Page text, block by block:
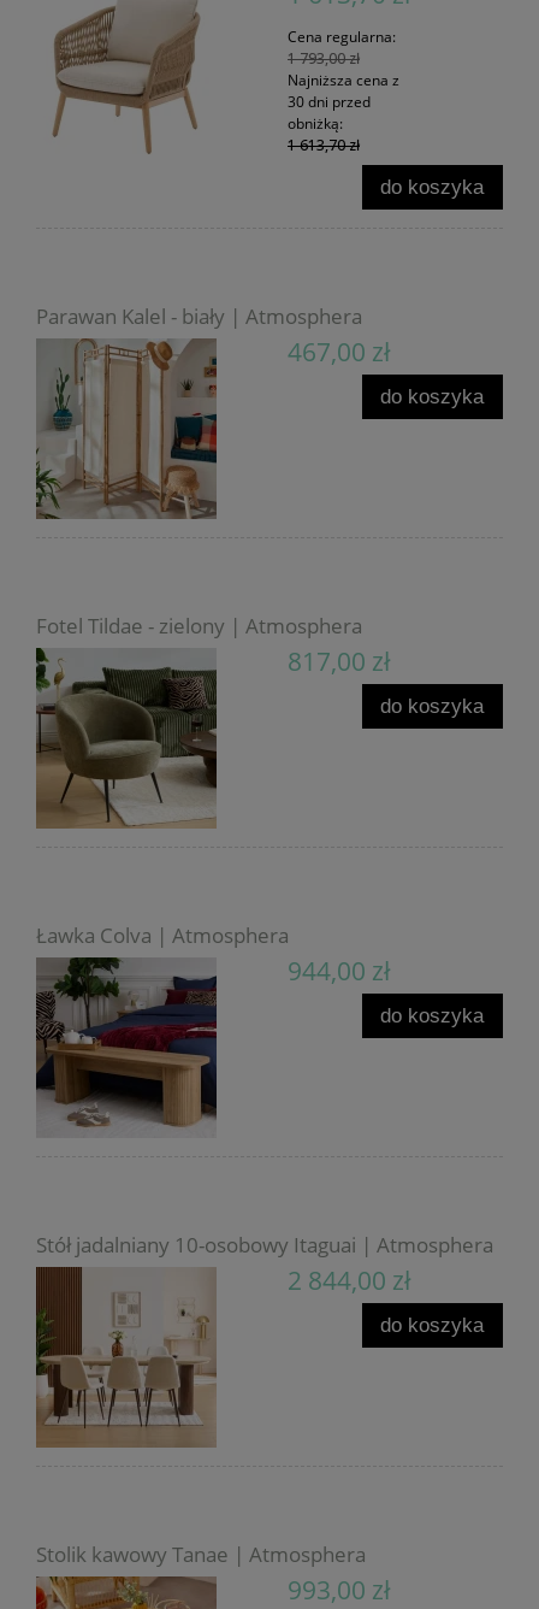
Cena regularna:
1 793,00 zł
Najniższa cena z
30 dni przed
obniżką:
1 613,70 zł
do koszyka
Parawan Kalel - biały | Atmosphera
467,00 zł
do koszyka
Fotel Tildae - zielony | Atmosphera
817,00 zł
do koszyka
Ławka Colva | Atmosphera
944,00 zł
do koszyka
Stół jadalniany 10-osobowy Itaguai | Atmosphera
2 844,00 zł
do koszyka
Stolik kawowy Tanae | Atmosphera
993,00 zł